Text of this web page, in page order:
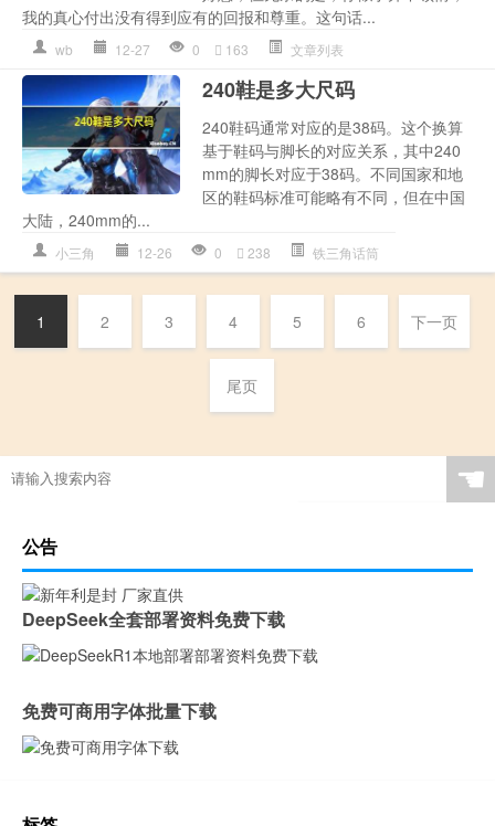
我的真心付出没有得到应有的回报和尊重。这句话...
wb 12-27 0 163 文章列表
240鞋是多大尺码
240鞋码通常对应的是38码。这个换算
基于鞋码与脚长的对应关系，其中240
mm的脚长对应于38码。不同国家和地
区的鞋码标准可能略有不同，但在中国
大陆，240mm的...
小三角 12-26 0 238 铁三角话筒
1 2 3 4 5 6 下一页
尾页
☚
公告
DeepSeek全套部署资料免费下载
免费可商用字体批量下载